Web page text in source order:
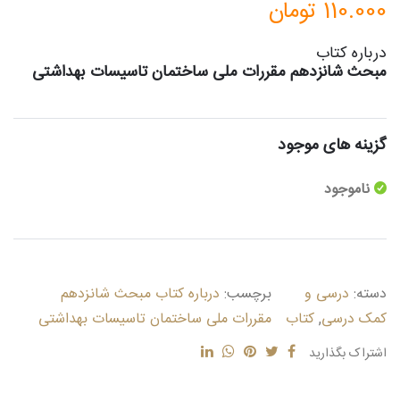
110.000 تومان
درباره کتاب
مبحث شانزدهم مقررات ملی ساختمان تاسیسات بهداشتی
گزینه های موجود
ناموجود
دسته: درسی و
کمک درسی,کتاب
برچسب: درباره کتاب مبحث شانزدهم
مقررات ملی ساختمان تاسیسات بهداشتی
اشتراک بگذارید